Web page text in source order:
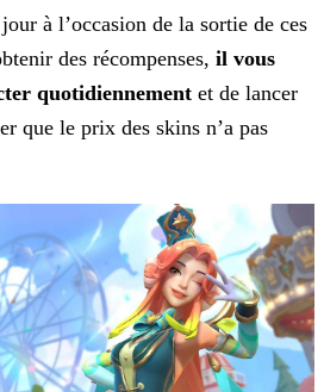
à l’occasion de la sortie de ces
des récompenses, il vous
quotidiennement et de lancer
que le prix des skins n’a pas